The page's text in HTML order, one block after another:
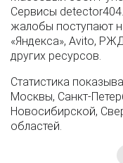
Сервисы
жалобы поступают
«Яндекса», Avito,
других ресурсов.
Статистика
Москвы, Санкт-
Новосибирской,
областей.